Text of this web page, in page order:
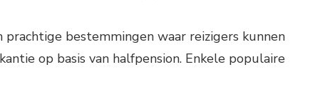
bestemmingen waar reizigers kunnen
op basis van halfpension. Enkele populaire